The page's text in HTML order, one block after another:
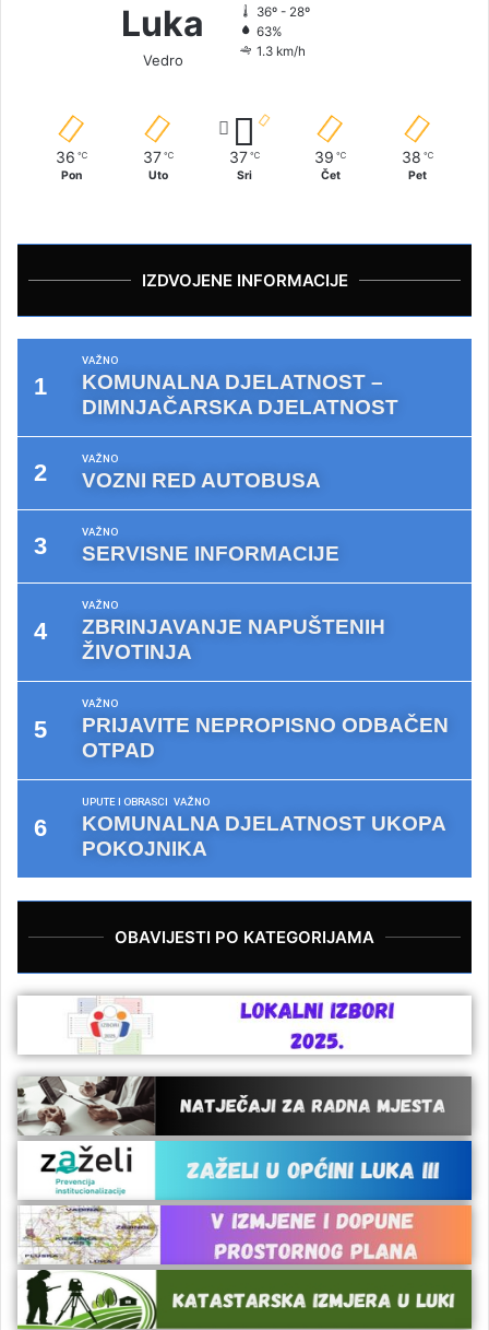
Luka
Vedro
36º - 28º
63%
1.3 km/h
36 ℃
Pon
37 ℃
Uto
37 ℃
Sri
39 ℃
Čet
38 ℃
Pet
IZDVOJENE INFORMACIJE
VAŽNO
KOMUNALNA DJELATNOST –
DIMNJAČARSKA DJELATNOST
VAŽNO
VOZNI RED AUTOBUSA
VAŽNO
SERVISNE INFORMACIJE
VAŽNO
ZBRINJAVANJE NAPUŠTENIH
ŽIVOTINJA
VAŽNO
PRIJAVITE NEPROPISNO ODBAČEN
OTPAD
UPUTE I OBRASCI VAŽNO
KOMUNALNA DJELATNOST UKOPA
POKOJNIKA
OBAVIJESTI PO KATEGORIJAMA